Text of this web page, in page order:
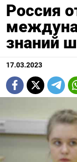
Россия
знаний
17.03.2023